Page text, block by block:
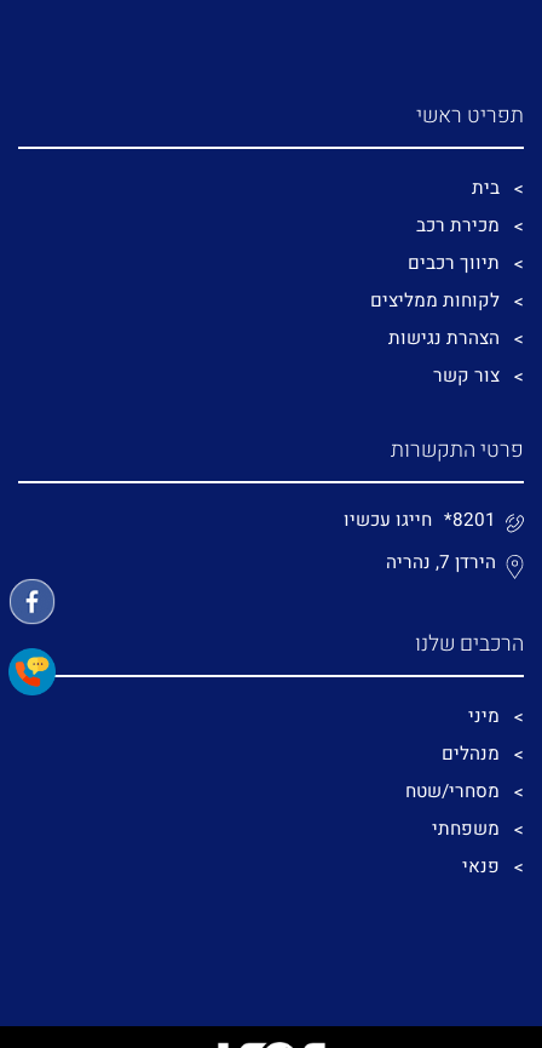
תפריט ראשי
בית
מכירת רכב
תיווך רכבים
לקוחות ממליצים
הצהרת נגישות
צור קשר
הרכבים שלנו
מיני
מנהלים
מסחרי/שטח
משפחתי
פנאי
פרטי התקשרות
*8201 חייגו עכשיו
הירדן 7, נהריה